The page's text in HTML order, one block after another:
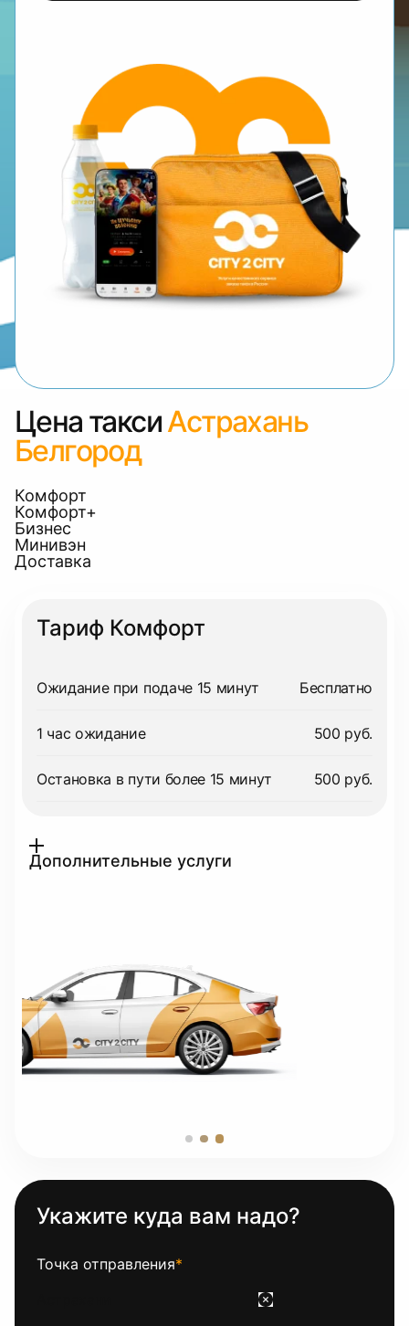
Цена таксиАстрахань
Белгород
Комфорт
Комфорт+
Бизнес
Минивэн
Доставка
Тариф Комфорт
Ожидание при подаче 15 минут Бесплатно
1 час ожидание 500 руб.
Остановка в пути более 15 минут 500 руб.
Дополнительные услуги
Укажите куда вам надо?
Точка отправления*